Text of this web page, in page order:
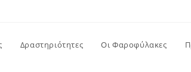
Δραστηριότητες Οι Φαροφύλακες